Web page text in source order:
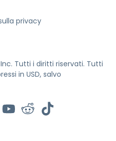
privacy
Tutti i diritti riservati. Tutti
in USD, salvo